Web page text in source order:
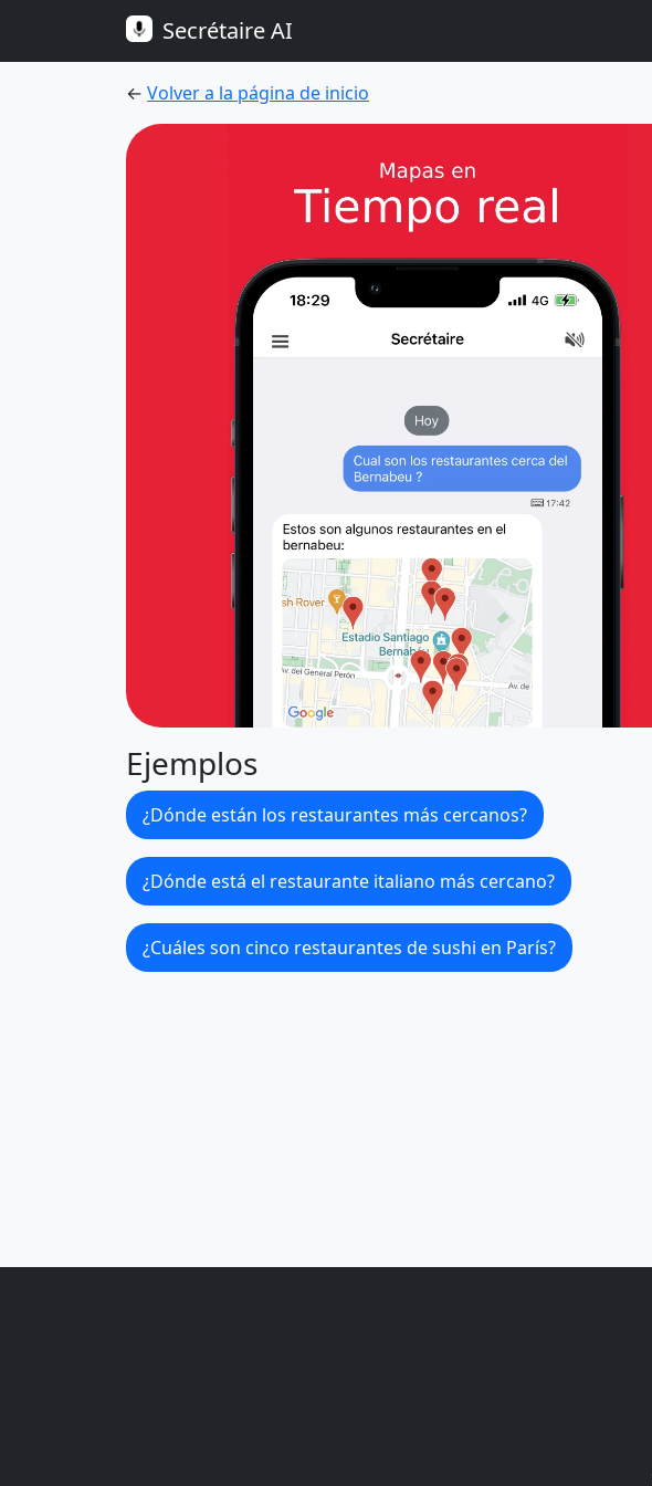
Secrétaire AI
← Volver a la página de inicio
Ejemplos
¿Dónde están los restaurantes más cercanos?
¿Dónde está el restaurante italiano más cercano?
¿Cuáles son cinco restaurantes de sushi en París?